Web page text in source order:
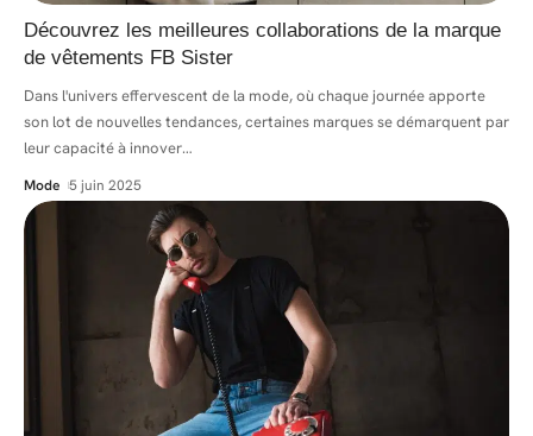
Découvrez les meilleures collaborations de la marque
de vêtements FB Sister
Dans l'univers effervescent de la mode, où chaque journée apporte
son lot de nouvelles tendances, certaines marques se démarquent par
leur capacité à innover…
Mode 5 juin 2025